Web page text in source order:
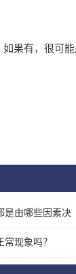
果有，很可能
是由哪些因素决
现象吗？